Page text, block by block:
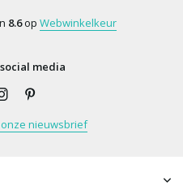
8.6op Webwinkelkeur
media
nieuwsbrief